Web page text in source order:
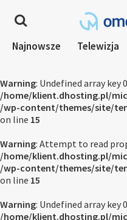
Najnowsze Telewizja
Warning: Undefined array key
/home/klient.dhosting.pl/
/wp-content/themes/site/
on line 15
Warning: Attempt to read
/home/klient.dhosting.pl/
/wp-content/themes/site/
on line 15
Warning: Undefined array key
/home/klient.dhosting.pl/